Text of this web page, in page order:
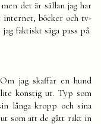
det är sällan jag har
internet, böcker och tv-
faktiskt säga pass på.
jag skaffar en hund
konstig ut. Typ som
långa kropp och sina
som att de gått rakt in